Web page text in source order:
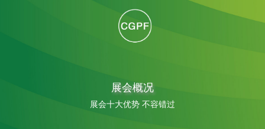
展会概况
展会十大优势 不容错过